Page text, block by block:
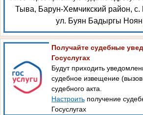
Тыва, Барун-Хемчикский район,
ул. Буян Бадыргы
Получайте судебные
Госуслугах
Будут приходить
судебное извещение
судебного акта.
Настроить получение
Госуслугах